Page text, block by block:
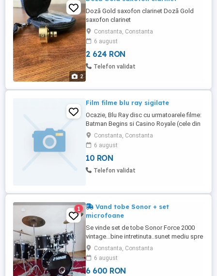
2
Doză Gold saxofon clarinet Doză Gold
saxofon clarinet
Constanta, Constanta
6 august
2 624 RON
Telefon validat
Film filme blu ray sigilate
Ocazie, Blu Ray disc cu urmatoarele filme:
Batman Begins si Casino Royale (cele din
poza). SIGILATE! Pret fix 10 lei blu ray, la
alegere. NU trimit in tara, nu fac schimburi.
Constanta, Constanta
6 august
10 RON
Telefon validat
1
Vand tobe Sonor + set
microfoane
Se vinde set de tobe Sonor Force 2000
vintage...bine intretinuta..sunet mediu spre
bass..de rock...in configuratia ..bass drum
de 22 " ...snare de 14 " tomuri de 8" ..12"
.13" ..cazane de 14" si 16 " ..toba se vinde
si cu cinele de 18" Zildjian si un Paiste de
Constanta, Constanta
6 august
6 600 RON